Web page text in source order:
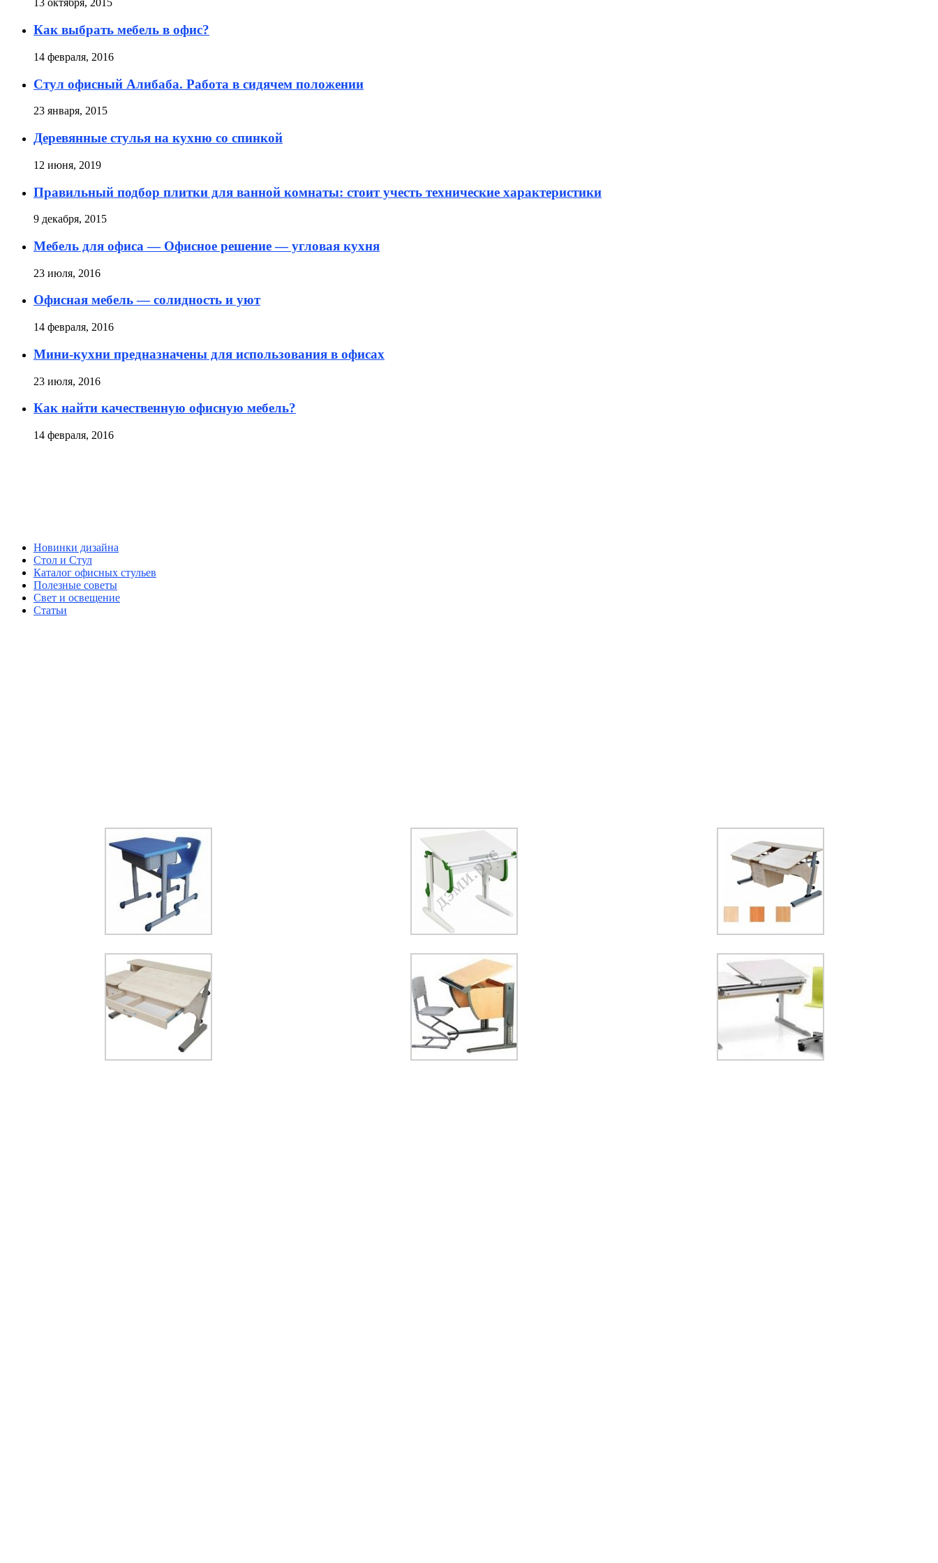
13 октября, 2015
Как выбрать мебель в офис?
14 февраля, 2016
Стул офисный Алибаба. Работа в сидячем положении
23 января, 2015
Деревянные стулья на кухню со спинкой
12 июня, 2019
Правильный подбор плитки для ванной комнаты: стоит учесть технические характеристики
9 декабря, 2015
Мебель для офиса — Офисное решение — угловая кухня
23 июля, 2016
Офисная мебель — солидность и уют
14 февраля, 2016
Мини-кухни предназначены для использования в офисах
23 июля, 2016
Как найти качественную офисную мебель?
14 февраля, 2016
Новинки дизайна
Стол и Стул
Каталог офисных стульев
Полезные советы
Свет и освещение
Статьи